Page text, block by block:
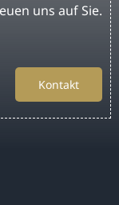
uns auf Sie.
Kontakt